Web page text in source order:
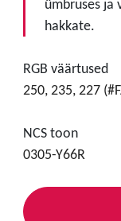
ümbruses ja
hakkate.
RGB väärtused
250, 235, 227
NCS toon
0305-Y66R